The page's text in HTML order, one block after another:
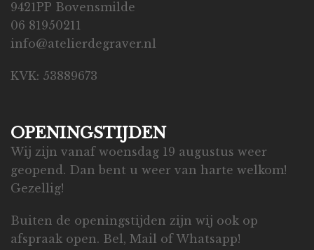
9421PP Bovensmilde
06 81950211
info@atelierdegraver.nl
KVK: 53889673
OPENINGSTIJDEN
Wij zijn vanaf woensdag 19 augustus weer
geopend. Dan bent u weer van harte welkom!
Gezellig!
Buiten de openingstijden zijn wij ook op
afspraak open. Bel, Mail of Whatsapp!